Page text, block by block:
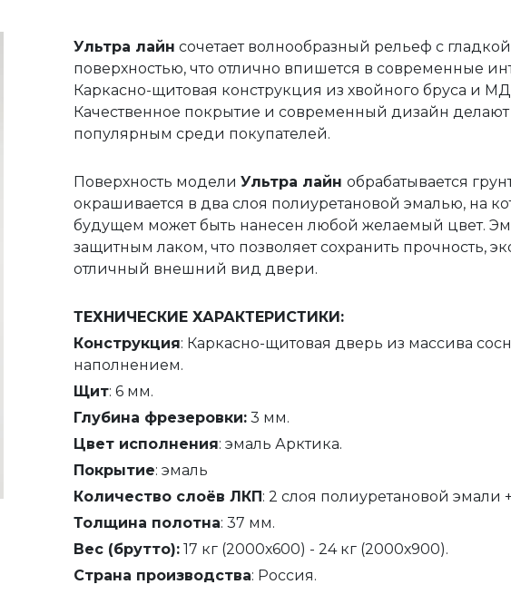
Ультра лайн сочетает волнообразный рельеф с гладкой
поверхностью, что отлично впишется в современные
Каркасно-щитовая конструкция из хвойного бруса и
Качественное покрытие и современный дизайн делают
популярным среди покупателей.
Поверхность модели Ультра лайн обрабатывается
окрашивается в два слоя полиуретановой эмалью, на
будущем может быть нанесен любой желаемый цвет.
защитным лаком, что позволяет сохранить прочность,
отличный внешний вид двери.
ТЕХНИЧЕСКИЕ ХАРАКТЕРИСТИКИ:
Конструкция: Каркасно-щитовая дверь из массива
наполнением.
Щит: 6 мм.
Глубина фрезеровки:3 мм.
Цвет исполнения: эмаль Арктика.
Покрытие: эмаль
Количество слоёв ЛКП: 2 слоя полиуретановой эмали
Толщина полотна: 37 мм.
Вес (брутто):17 кг (2000х600) - 24 кг (2000х900).
Страна производства: Россия.